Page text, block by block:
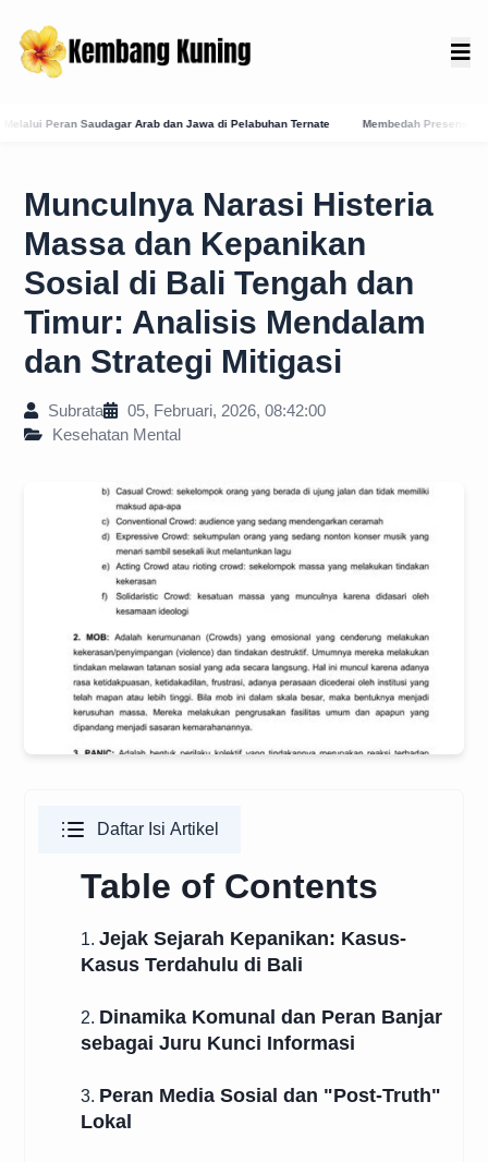
di Pelabuhan Ternate Membedah Presensi Online Karangasem: Strategi
Munculnya Narasi Histeria
Massa dan Kepanikan
Sosial di Bali Tengah dan
Timur: Analisis Mendalam
dan Strategi Mitigasi
Subrata
05, Februari, 2026, 08:42:00
Kesehatan Mental
Daftar Isi Artikel
Table of Contents
1. Jejak Sejarah Kepanikan: Kasus-
Kasus Terdahulu di Bali
2. Dinamika Komunal dan Peran Banjar
sebagai Juru Kunci Informasi
3. Peran Media Sosial dan "Post-Truth"
Lokal